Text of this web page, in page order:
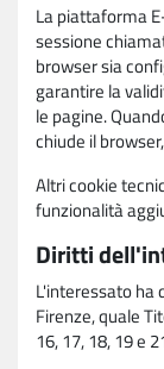
La piattaforma
sessione
browser sia
garantire la
le pagine.
chiude il
Altri cookie
funzionalità
Diritti
L'interessato ha
Firenze, quale
16, 17, 18, 19 e